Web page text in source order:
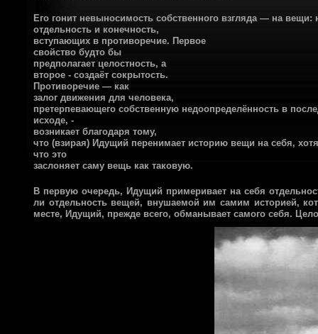
Его гонит невыносимость собственного взгляда — на вещи:
отдельность и конечность,
вступающих в противоречие. Первое
свойство будто бы
предполагает целостность, а
второе - создаёт сокрытость.
Противоречие — как
залог движения для человека,
претерпевающего собственную недоопределённость в
исходе, -
возникает благодаря тому,
что (взирая) Идущий перенимает историю вещи на себя,
что это
заслоняет саму вещь как таковую.
В первую очередь, Идущий примеривает на себя
ли отдельность вещей, внушаемой им самим историей,
месте, Идущий, прежде всего, обманывает самого себя.